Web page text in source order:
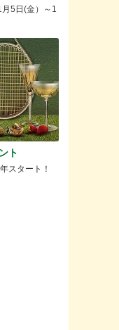
5日(金）～1
ト
スタート！